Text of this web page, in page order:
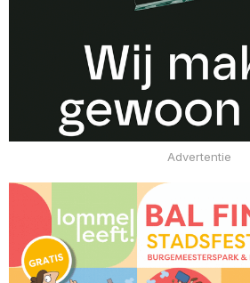
Advertentie